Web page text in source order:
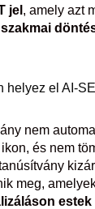
jel , amely azt
helyez el AI-
nem
és nem
meg,
estek